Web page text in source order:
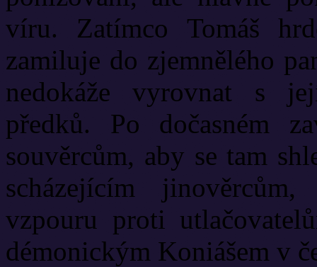
víru. Zatímco Tomáš
zamiluje do zjemnělého
nedokáže vyrovnat s
předků. Po dočasném
souvěrcům, aby se tam
scházejícím
vzpouru proti
démonickým Koniášem v